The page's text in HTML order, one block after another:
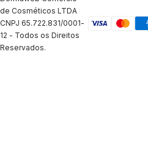
de Cosméticos LTDA
CNPJ 65.722.831/0001-
12 - Todos os Direitos
Reservados.